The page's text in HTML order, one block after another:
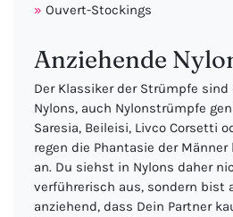
Ouvert-Stockings
Anziehende
Der Klassiker der Strümpfe
Nylons, auch Nylonstrümpfe
Saresia, Beileisi, Livco Corsetti
regen die Phantasie der
an. Du siehst in Nylons daher
verführerisch aus, sondern bist
anziehend, dass Dein Partner